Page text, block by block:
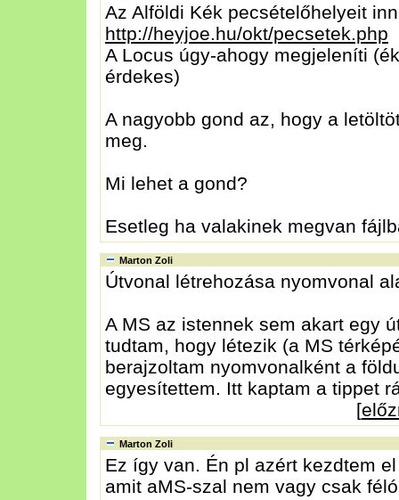
Az Alföldi Kék pecsételőhelyeit
http://heyjoe.hu/okt/pecsetek.php
A Locus úgy-ahogy megjeleníti
érdekes)
A nagyobb gond az, hogy a
meg.
Mi lehet a gond?
Esetleg ha valakinek megvan
Marton Zoli
Útvonal létrehozása nyomvonal
A MS az istennek sem akart egy
tudtam, hogy létezik (a MS
berajzoltam nyomvonalként a
egyesítettem. Itt kaptam a tippet
[
Marton Zoli
Ez így van. Én pl azért kezdtem
amit aMS-szal nem vagy csak